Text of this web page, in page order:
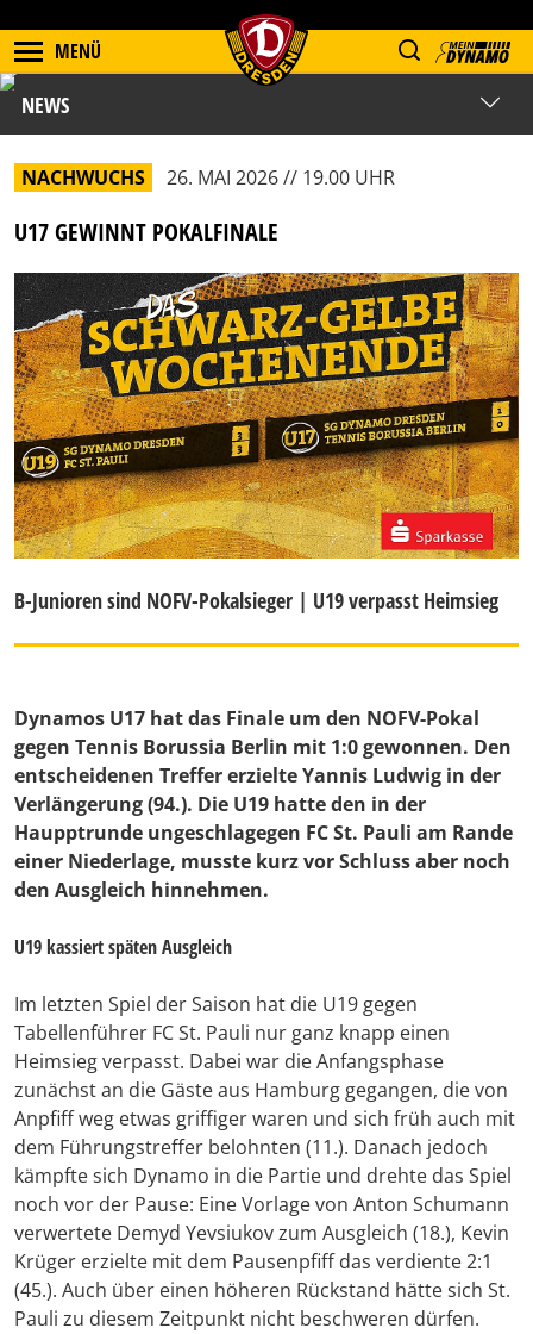
MENÜ
NEWS
NACHWUCHS 26. MAI 2026 // 19.00 UHR
U17 GEWINNT POKALFINALE
B-Junioren sind NOFV-Pokalsieger | U19 verpasst Heimsieg
Dynamos U17 hat das Finale um den NOFV-Pokal
gegen Tennis Borussia Berlin mit 1:0 gewonnen. Den
entscheidenen Treffer erzielte Yannis Ludwig in der
Verlängerung (94.). Die U19 hatte den in der
Haupptrunde ungeschlagegen FC St. Pauli am Rande
einer Niederlage, musste kurz vor Schluss aber noch
den Ausgleich hinnehmen.
U19 kassiert späten Ausgleich
Im letzten Spiel der Saison hat die U19 gegen
Tabellenführer FC St. Pauli nur ganz knapp einen
Heimsieg verpasst. Dabei war die Anfangsphase
zunächst an die Gäste aus Hamburg gegangen, die von
Anpfiff weg etwas griffiger waren und sich früh auch mit
dem Führungstreffer belohnten (11.). Danach jedoch
kämpfte sich Dynamo in die Partie und drehte das Spiel
noch vor der Pause: Eine Vorlage von Anton Schumann
verwertete Demyd Yevsiukov zum Ausgleich (18.), Kevin
Krüger erzielte mit dem Pausenpfiff das verdiente 2:1
(45.). Auch über einen höheren Rückstand hätte sich St.
Pauli zu diesem Zeitpunkt nicht beschweren dürfen.